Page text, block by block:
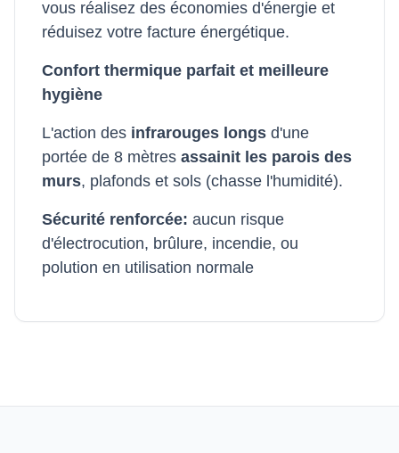
vous réalisez des économies d'énergie et
réduisez votre facture énergétique.
Confort thermique parfait et meilleure
hygiène
L'action des infrarouges longs d'une
portée de 8 mètres assainit les parois des
murs, plafonds et sols (chasse l'humidité).
Sécurité renforcée: aucun risque
d'électrocution, brûlure, incendie, ou
polution en utilisation normale